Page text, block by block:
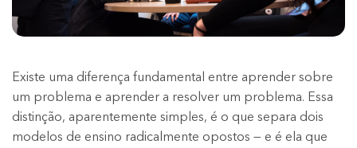
Existe uma diferença fundamental entre aprender sobre
um problema e aprender a resolver um problema. Essa
distinção, aparentemente simples, é o que separa dois
modelos de ensino radicalmente opostos — e é ela que